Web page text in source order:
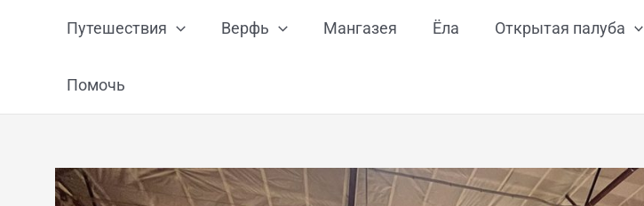
Путешествия Верфь Мангазея Ёла Открытая палуба
Помочь